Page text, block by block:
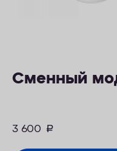
Сменный
3 600 руб.